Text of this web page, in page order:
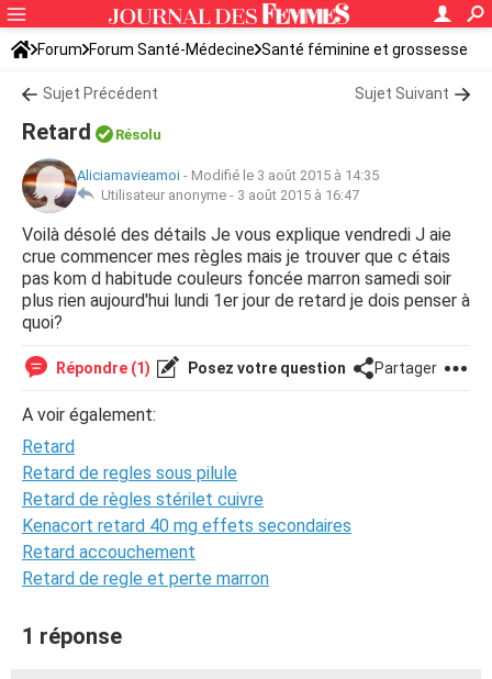
Forum Forum Santé-Médecine Santé féminine et grossesse
Tomber enceinte
Sujet Précédent Sujet Suivant
Retard Résolu
Aliciamavieamoi - Modifié le 3 août 2015 à 14:35
Utilisateur anonyme - 3 août 2015 à 16:47
Voilà désolé des détails Je vous explique vendredi J aie
crue commencer mes règles mais je trouver que c étais
pas kom d habitude couleurs foncée marron samedi soir
plus rien aujourd'hui lundi 1er jour de retard je dois penser à
quoi?
Répondre (1) Posez votre question Partager
A voir également:
Retard
Retard de regles sous pilule
Retard de règles stérilet cuivre
Kenacort retard 40 mg effets secondaires
Retard accouchement
Retard de regle et perte marron
1 réponse